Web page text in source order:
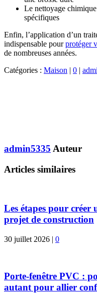
Le nettoyage
spécifiques
Enfin, l’application d’un
indispensable pourprotéger
de nombreuses années.
Catégories : Maison | 0 |
admin5335 Auteur
Articles similaires
Les étapes pour créer
projet de construction
30 juillet 2026 | 0
Porte-fenêtre PVC :
autant pour allier